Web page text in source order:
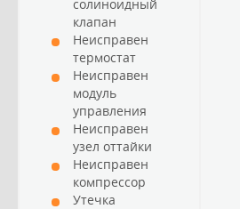
солиноидный
клапан
Неисправен
термостат
Неисправен
модуль
управления
Неисправен
узел оттайки
Неисправен
компрессор
Утечка